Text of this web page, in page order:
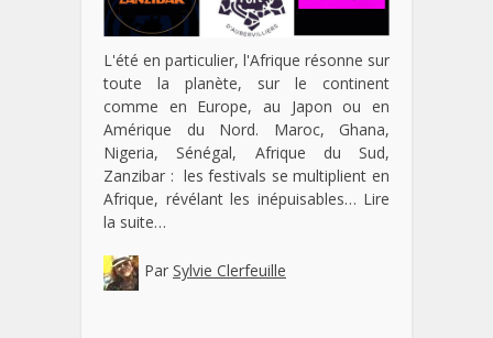
L'été en particulier, l'Afrique résonne sur
toute la planète, sur le continent
comme en Europe, au Japon ou en
Amérique du Nord. Maroc, Ghana,
Nigeria, Sénégal, Afrique du Sud,
Zanzibar : les festivals se multiplient en
Afrique, révélant les inépuisables… Lire
la suite…
Par Sylvie Clerfeuille